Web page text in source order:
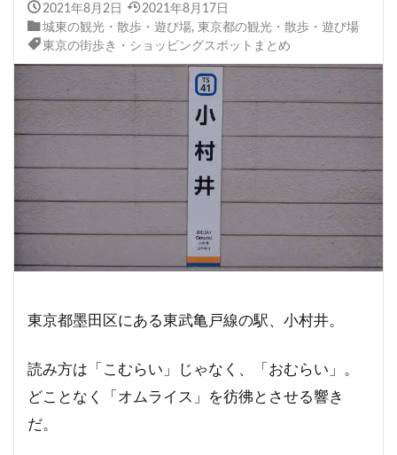
2021年8月2日
2021年8月17日
城東の観光・散歩・遊び場, 東京都の観光・散歩・遊び場
東京の街歩き・ショッピングスポットまとめ
東京都墨田区にある東武亀戸線の駅、小村井。
読み方は「こむらい」じゃなく、「おむらい」。
どことなく「オムライス」を彷彿とさせる響き
だ。